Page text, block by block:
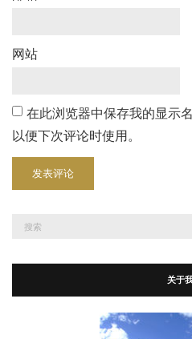
网站
在此浏览器中保存我的显示
以便下次评论时使用。
关于